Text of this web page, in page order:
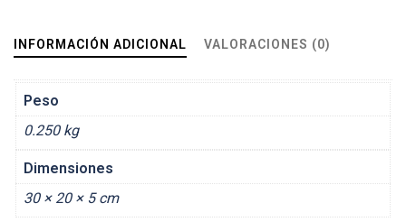
INFORMACIÓN ADICIONAL VALORACIONES (0)
Peso
0.250 kg
Dimensiones
30 × 20 × 5 cm